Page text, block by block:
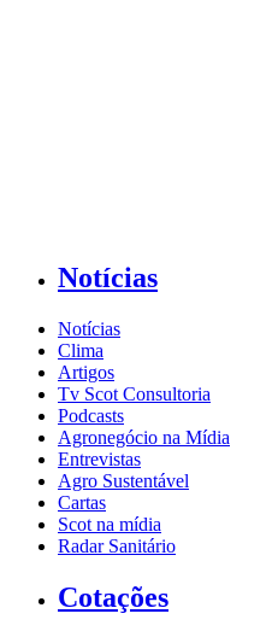
Notícias
Notícias
Clima
Artigos
Tv Scot Consultoria
Podcasts
Agronegócio na Mídia
Entrevistas
Agro Sustentável
Cartas
Scot na mídia
Radar Sanitário
Cotações